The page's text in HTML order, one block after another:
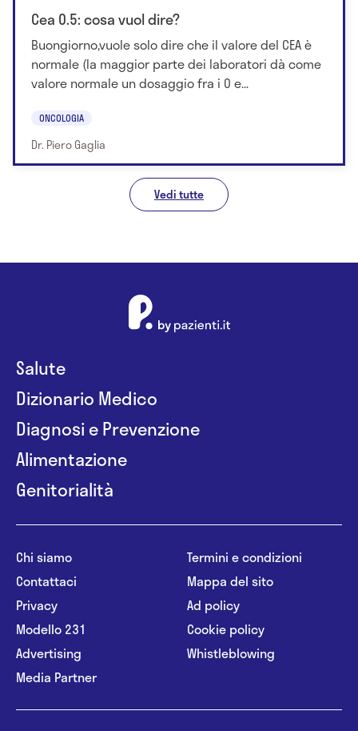
Cea 0.5: cosa vuol dire?
Buongiorno,vuole solo dire che il valore del CEA è
normale (la maggior parte dei laboratori dà come
valore normale un dosaggio fra i 0 e...
ONCOLOGIA
Dr. Piero Gaglia
Vedi tutte
Salute
Dizionario Medico
Diagnosi e Prevenzione
Alimentazione
Genitorialità
Chi siamo
Contattaci
Privacy
Modello 231
Advertising
Media Partner
Termini e condizioni
Mappa del sito
Ad policy
Cookie policy
Whistleblowing